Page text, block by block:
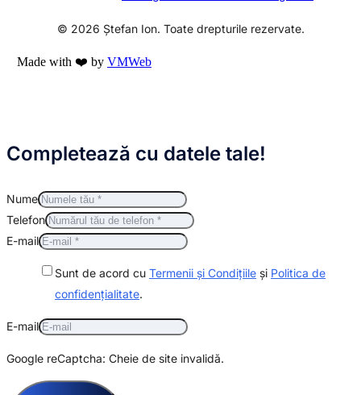
© 2026 Ștefan Ion. Toate drepturile rezervate.
Made with ❤️ by VMWeb
Completează cu datele tale!
Nume
Telefon
E-mail
Sunt de acord cu Termenii și Condițiile și Politica de
confidențialitate.
E-mail
Google reCaptcha: Cheie de site invalidă.